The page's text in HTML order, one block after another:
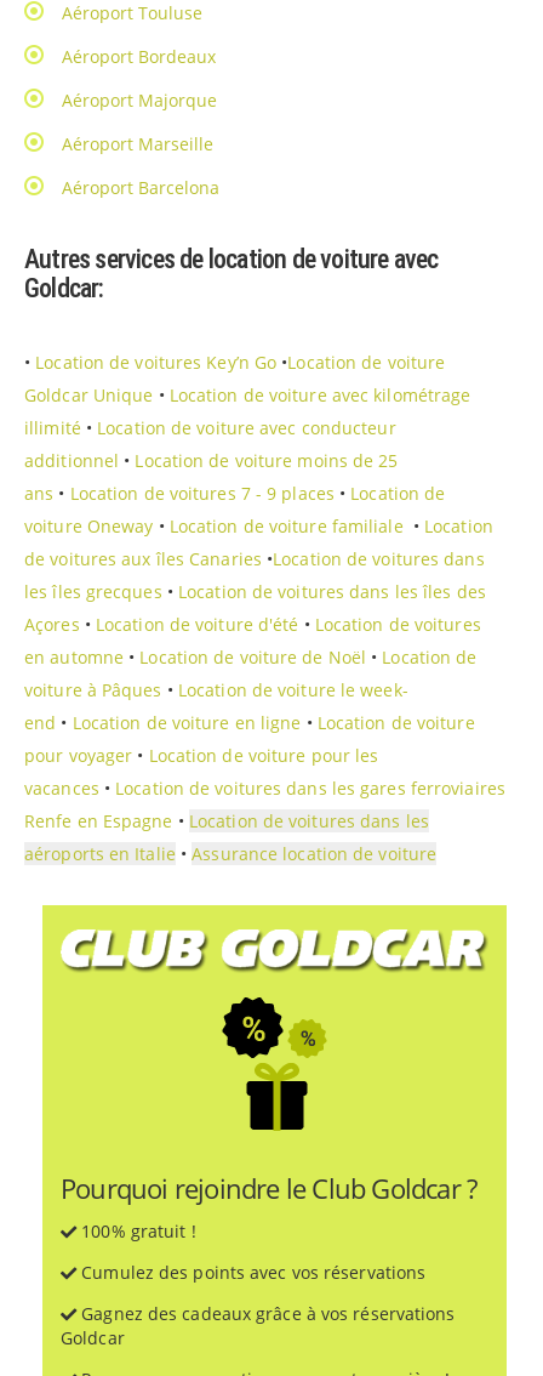
Aéroport Touluse
Aéroport Bordeaux
Aéroport Majorque
Aéroport Marseille
Aéroport Barcelona
Autres services de location de voiture avec
Goldcar:
• Location de voitures Key’n Go •Location de voiture
Goldcar Unique • Location de voiture avec kilométrage
illimité • Location de voiture avec conducteur
additionnel • Location de voiture moins de 25
ans • Location de voitures 7 - 9 places • Location de
voiture Oneway • Location de voiture familiale • Location
de voitures aux îles Canaries •Location de voitures dans
les îles grecques • Location de voitures dans les îles des
Açores • Location de voiture d'été • Location de voitures
en automne • Location de voiture de Noël • Location de
voiture à Pâques • Location de voiture le week-
end • Location de voiture en ligne • Location de voiture
pour voyager • Location de voiture pour les
vacances • Location de voitures dans les gares ferroviaires
Renfe en Espagne • Location de voitures dans les
aéroports en Italie •Assurance location de voiture
Pourquoi rejoindre le Club Goldcar ?
100% gratuit !
Cumulez des points avec vos réservations
Gagnez des cadeaux grâce à vos réservations
Goldcar